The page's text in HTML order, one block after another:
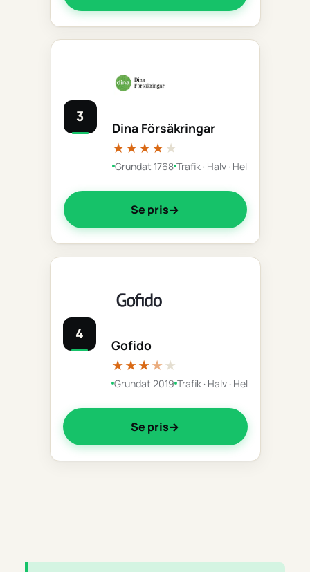
3
Dina Försäkringar
★★★★★
Grundat 1768 Trafik · Halv · Hel
Se pris
4
Gofido
★★★★★
Grundat 2019 Trafik · Halv · Hel
Se pris